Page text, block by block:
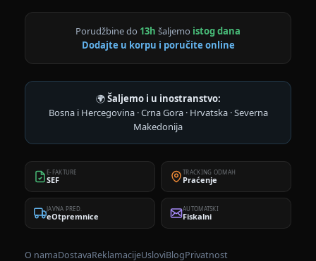
Porudžbine do 13h šaljemo istog dana
Dodajte u korpu i poručite online
🌍Šaljemo i u inostranstvo:
Bosna i Hercegovina · Crna Gora · Hrvatska · Severna
Makedonija
E-FAKTURE
SEF
TRACKING ODMAH
Praćenje
JAVNA PRED.
eOtpremnice
AUTOMATSKI
Fiskalni
O namaDostavaReklamacijeUsloviBlogPrivatnost